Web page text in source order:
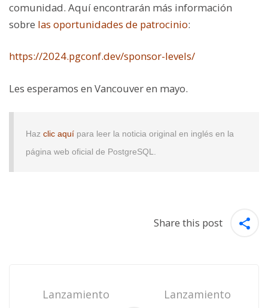
comunidad. Aquí encontrarán más información
sobre las oportunidades de patrocinio:
https://2024.pgconf.dev/sponsor-levels/
Les esperamos en Vancouver en mayo.
Haz clic aquí para leer la noticia original en inglés en la
página web oficial de PostgreSQL.
Share this post
navigation
Lanzamiento
Lanzamiento